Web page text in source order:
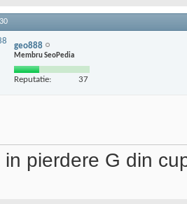
geo888
Membru SeoPedia
Reputatie: 37
in pierdere G din